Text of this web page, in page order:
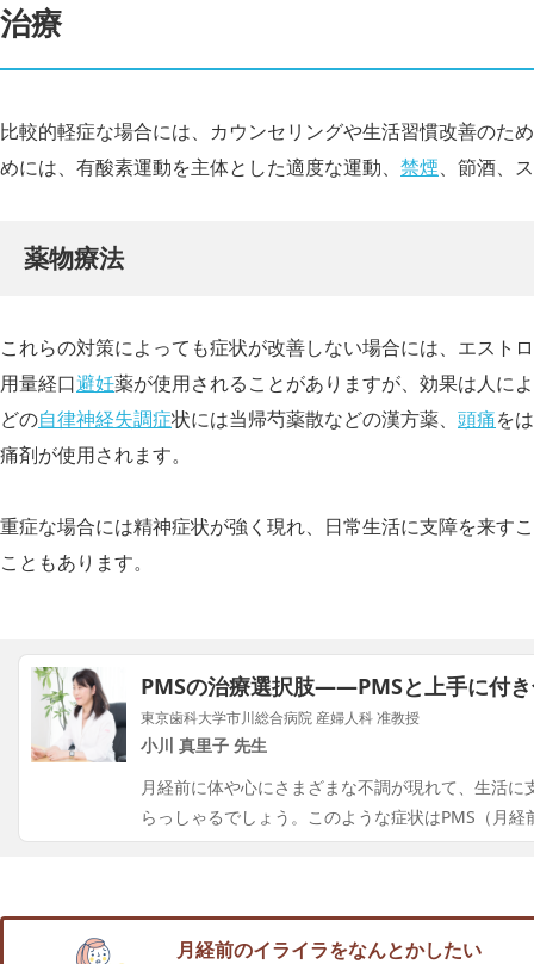
治療
比較的軽症な場合には、カウンセリングや生活習慣改善のた
めには、有酸素運動を主体とした適度な運動、 禁煙、節酒、
薬物療法
これらの対策によっても症状が改善しない場合には、エスト
用量経口避妊薬が使用されることがありますが、効果は人に
どの自律神経失調症状には当帰芍薬散などの漢方薬、 頭痛を
痛剤が使用されます。
重症な場合には精神症状が強く現れ、日常生活に支障を来す
こともあります。
PMSの治療選択肢――PMSと上手に付
東京歯科大学市川総合病院 産婦人科 准教授
小川 真里子 先生
月経前に体や心にさまざまな不調が現れて、生活
らっしゃるでしょう。このような症状はPMS（月経
月経前のイライラをなんとかしたい